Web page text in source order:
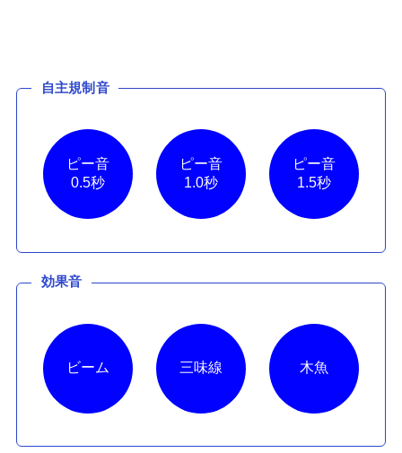
自主規制音
ピー音
0.5秒
ピー音
1.0秒
ピー音
1.5秒
効果音
ビーム 三味線 木魚